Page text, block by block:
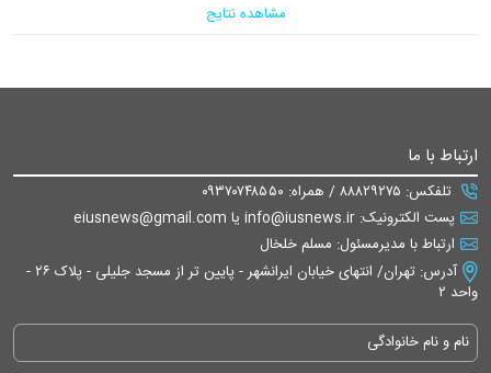
مشاهده نتایج
ارتباط با ما
تلفکس: ۸۸۸۲۹۲۷۵ / همراه: ۰۹۳۷۰۷۴۸۵۵۰
پست الکترونیک: info@iusnews.ir یا eiusnews@gmail.com
ارتباط با مدیرمسئول: مسلم خلخال
آدرس: تهران/ انتهای خیابان ایرانشهر - پایین تر از مسجد جلیلی - پلاک ۲۶ -
واحد ۲